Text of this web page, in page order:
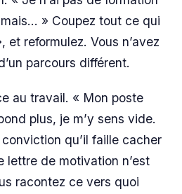
» Coupez tout ce qui
et reformulez. Vous n’avez
parcours différent.
au travail. « Mon poste
plus, je m’y sens vide.
qu’il faille cacher
lettre de motivation n’est
racontez ce vers quoi